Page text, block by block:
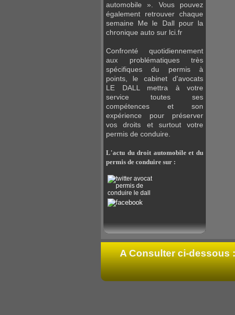
automobile ». Vous pouvez
également retrouver chaque
semaine Me le Dall pour la
chronique auto sur lci.fr
Confronté quotidiennement
aux problématiques très
spécifiques du permis à
points, le cabinet d'avocats
LE DALL mettra à votre
service toutes ses
compétences et son
expérience pour préserver
vos droits et surtout votre
permis de conduire.
L'actu du droit automobile et du
permis de conduire sur :
A Consulter ci-dessous